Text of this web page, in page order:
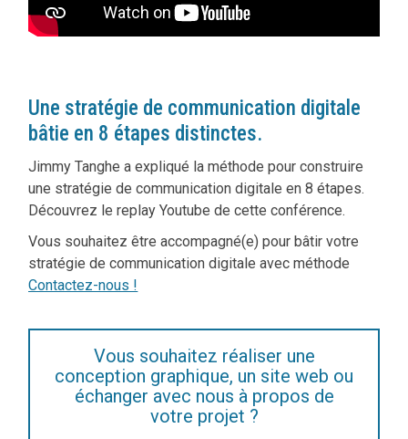
Une stratégie de communication digitale
bâtie en 8 étapes distinctes.
Jimmy Tanghe a expliqué la méthode pour construire
une stratégie de communication digitale en 8 étapes.
Découvrez le replay Youtube de cette conférence.
Vous souhaitez être accompagné(e) pour bâtir votre
stratégie de communication digitale avec méthode
Contactez-nous !
Vous souhaitez réaliser une
conception graphique, un site web ou
échanger avec nous à propos de
votre projet ?